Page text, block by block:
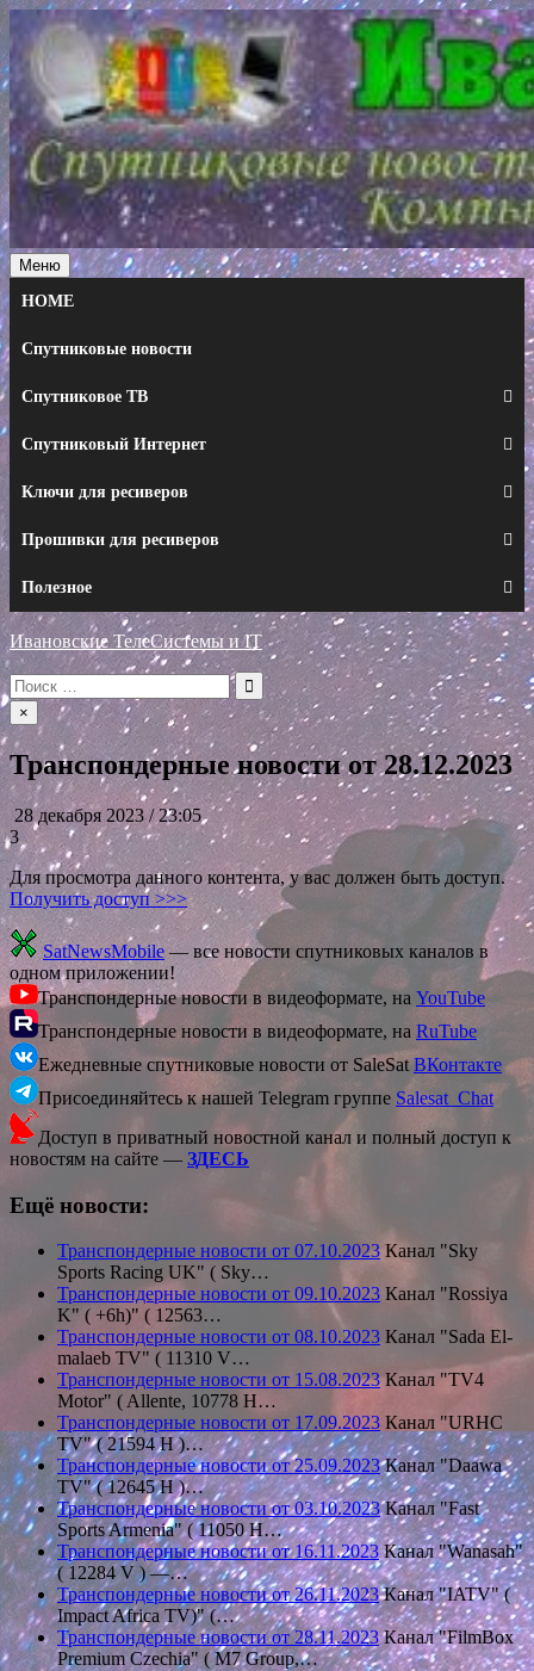
Перейти
к
содержимому
Меню
HOME
Спутниковые новости
Спутниковое ТВ
Спутниковый Интернет
Ключи для ресиверов
Прошивки для ресиверов
Полезное
Ивановские ТелеСистемы и IT
Искать:
×
Транспондерные новости от 28.12.2023
28 декабря 2023 / 23:05
3
Для просмотра данного контента, у вас должен быть доступ.
Получить доступ >>>
SatNewsMobile— все новости спутниковых каналов в
одном приложении!
Транспондерные новости в видеоформате, на YouTube
Транспондерные новости в видеоформате, на RuTube
Ежедневные спутниковые новости от SaleSatВКонтакте
Присоединяйтесь к нашей Telegram группе Salesat_Chat
Доступ в приватный новостной канал и полный доступ к
новостям на сайте — ЗДЕСЬ
Ещё новости:
Транспондерные новости от 07.10.2023 Канал "Sky
Sports Racing UK" ( Sky…
Транспондерные новости от 09.10.2023 Канал "Rossiya
K" ( +6h)" ( 12563…
Транспондерные новости от 08.10.2023 Канал "Sada El-
malaeb TV" ( 11310 V…
Транспондерные новости от 15.08.2023Канал "TV4
Motor" ( Allente, 10778 H…
Транспондерные новости от 17.09.2023 Канал "URHC
TV" ( 21594 Н )…
Транспондерные новости от 25.09.2023Канал "Daawa
TV" ( 12645 H )…
Транспондерные новости от 03.10.2023Канал "Fast
Sports Armenia" ( 11050 H…
Транспондерные новости от 16.11.2023Канал "Wanasah"
( 12284 V ) —…
Транспондерные новости от 26.11.2023Канал "IATV" (
Impact Africa TV)" (…
Транспондерные новости от 28.11.2023Канал "FilmBox
Premium Czechia" ( M7 Group,…